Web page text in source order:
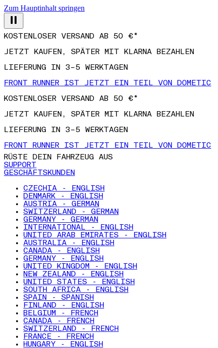
Zum Hauptinhalt springen
JETZT KAUFEN, SPÄTER MIT KLARNA BEZAHLEN
LIEFERUNG IN 3–5 WERKTAGEN
FRONT RUNNER IST JETZT EIN TEIL VON DOMETIC
KOSTENLOSER VERSAND AB 50 €*
JETZT KAUFEN, SPÄTER MIT KLARNA BEZAHLEN
LIEFERUNG IN 3–5 WERKTAGEN
FRONT RUNNER IST JETZT EIN TEIL VON DOMETIC
RÜSTE DEIN FAHRZEUG AUS
SUPPORT
GESCHÄFTSKUNDEN
CZECHIA - ENGLISH
DENMARK - ENGLISH
AUSTRIA - GERMAN
SWITZERLAND - GERMAN
GERMANY - GERMAN
INTERNATIONAL - ENGLISH
UNITED ARAB EMIRATES - ENGLISH
AUSTRALIA - ENGLISH
CANADA - ENGLISH
GERMANY - ENGLISH
UNITED KINGDOM - ENGLISH
NEW ZEALAND - ENGLISH
UNITED STATES - ENGLISH
SOUTH AFRICA - ENGLISH
SPAIN - SPANISH
FINLAND - ENGLISH
BELGIUM - FRENCH
CANADA - FRENCH
SWITZERLAND - FRENCH
FRANCE - FRENCH
HUNGARY - ENGLISH